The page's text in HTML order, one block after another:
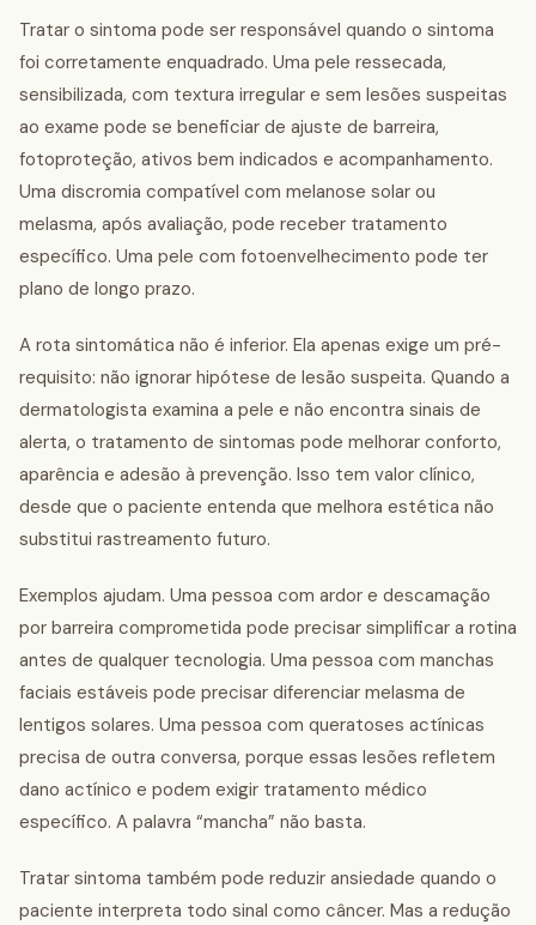
Tratar o sintoma pode ser responsável quando o sintoma
foi corretamente enquadrado. Uma pele ressecada,
sensibilizada, com textura irregular e sem lesões suspeitas
ao exame pode se beneficiar de ajuste de barreira,
fotoproteção, ativos bem indicados e acompanhamento.
Uma discromia compatível com melanose solar ou
melasma, após avaliação, pode receber tratamento
específico. Uma pele com fotoenvelhecimento pode ter
plano de longo prazo.
A rota sintomática não é inferior. Ela apenas exige um pré-
requisito: não ignorar hipótese de lesão suspeita. Quando a
dermatologista examina a pele e não encontra sinais de
alerta, o tratamento de sintomas pode melhorar conforto,
aparência e adesão à prevenção. Isso tem valor clínico,
desde que o paciente entenda que melhora estética não
substitui rastreamento futuro.
Exemplos ajudam. Uma pessoa com ardor e descamação
por barreira comprometida pode precisar simplificar a rotina
antes de qualquer tecnologia. Uma pessoa com manchas
faciais estáveis pode precisar diferenciar melasma de
lentigos solares. Uma pessoa com queratoses actínicas
precisa de outra conversa, porque essas lesões refletem
dano actínico e podem exigir tratamento médico
específico. A palavra “mancha” não basta.
Tratar sintoma também pode reduzir ansiedade quando o
paciente interpreta todo sinal como câncer. Mas a redução